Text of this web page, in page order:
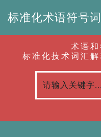
术语
标准化技术词汇